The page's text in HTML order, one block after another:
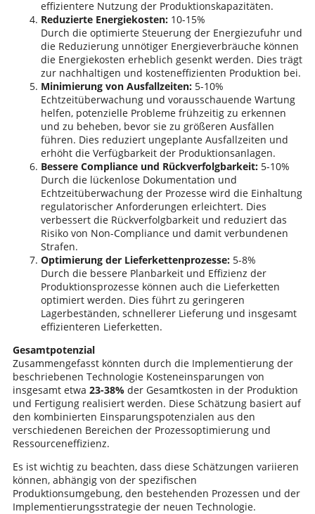
effizientere Nutzung der Produktionskapazitäten.
Reduzierte Energiekosten: 10-15%
Durch die optimierte Steuerung der Energiezufuhr und
die Reduzierung unnötiger Energieverbräuche können
die Energiekosten erheblich gesenkt werden. Dies trägt
zur nachhaltigen und kosteneffizienten Produktion bei.
Minimierung von Ausfallzeiten:5-10%
Echtzeitüberwachung und vorausschauende Wartung
helfen, potenzielle Probleme frühzeitig zu erkennen
und zu beheben, bevor sie zu größeren Ausfällen
führen. Dies reduziert ungeplante Ausfallzeiten und
erhöht die Verfügbarkeit der Produktionsanlagen.
Bessere Compliance und Rückverfolgbarkeit:5-10%
Durch die lückenlose Dokumentation und
Echtzeitüberwachung der Prozesse wird die Einhaltung
regulatorischer Anforderungen erleichtert. Dies
verbessert die Rückverfolgbarkeit und reduziert das
Risiko von Non-Compliance und damit verbundenen
Strafen.
Optimierung der Lieferkettenprozesse:5-8%
Durch die bessere Planbarkeit und Effizienz der
Produktionsprozesse können auch die Lieferketten
optimiert werden. Dies führt zu geringeren
Lagerbeständen, schnellerer Lieferung und insgesamt
effizienteren Lieferketten.
Gesamtpotenzial
Zusammengefasst könnten durch die Implementierung der
beschriebenen Technologie Kosteneinsparungen von
insgesamt etwa 23-38%der Gesamtkosten in der Produktion
und Fertigung realisiert werden. Diese Schätzung basiert auf
den kombinierten Einsparungspotenzialen aus den
verschiedenen Bereichen der Prozessoptimierung und
Ressourceneffizienz.
Es ist wichtig zu beachten, dass diese Schätzungen variieren
können, abhängig von der spezifischen
Produktionsumgebung, den bestehenden Prozessen und der
Implementierungsstrategie der neuen Technologie.